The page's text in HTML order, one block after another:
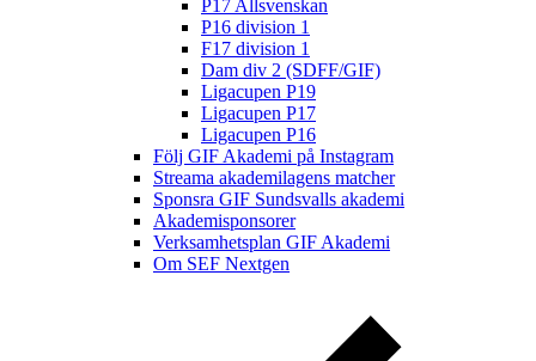
P17 Allsvenskan
P16 division 1
F17 division 1
Dam div 2 (SDFF/GIF)
Ligacupen P19
Ligacupen P17
Ligacupen P16
Följ GIF Akademi på Instagram
Streama akademilagens matcher
Sponsra GIF Sundsvalls akademi
Akademisponsorer
Verksamhetsplan GIF Akademi
Om SEF Nextgen